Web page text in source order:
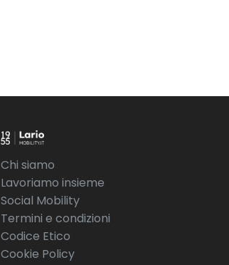
Chi siamo
Lavoriamo insieme
Social Mobility
Termini e condizioni
Codice Etico
Cookie Policy